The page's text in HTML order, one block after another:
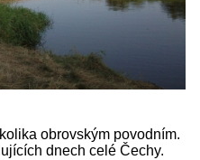
obrovským povodním.
dnech celé Čechy.